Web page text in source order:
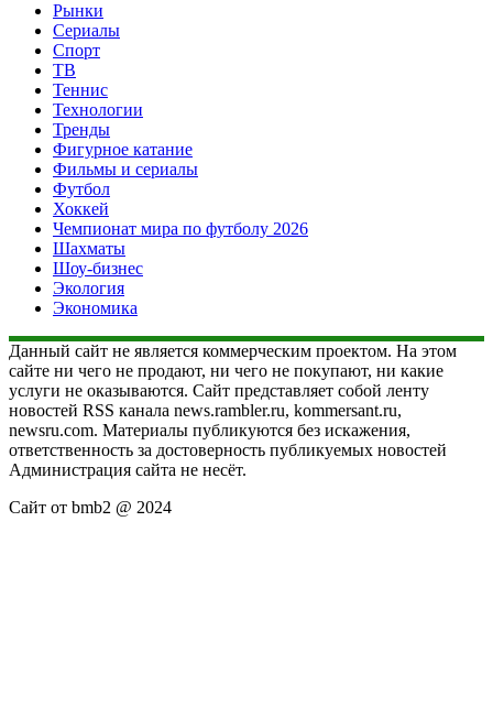
Рынки
Сериалы
Спорт
ТВ
Теннис
Технологии
Тренды
Фигурное катание
Фильмы и сериалы
Футбол
Хоккей
Чемпионат мира по футболу 2026
Шахматы
Шоу-бизнес
Экология
Экономика
Данный сайт не является коммерческим проектом. На этом
сайте ни чего не продают, ни чего не покупают, ни какие
услуги не оказываются. Сайт представляет собой ленту
новостей RSS канала news.rambler.ru, kommersant.ru,
newsru.com. Материалы публикуются без искажения,
ответственность за достоверность публикуемых новостей
Администрация сайта не несёт.
Сайт от bmb2 @ 2024